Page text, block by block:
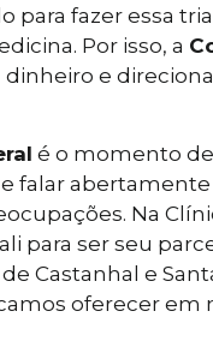
para fazer essa
Por isso, a
e
é o momento
falar
Na
para ser seu
Castanhal e
oferecer em